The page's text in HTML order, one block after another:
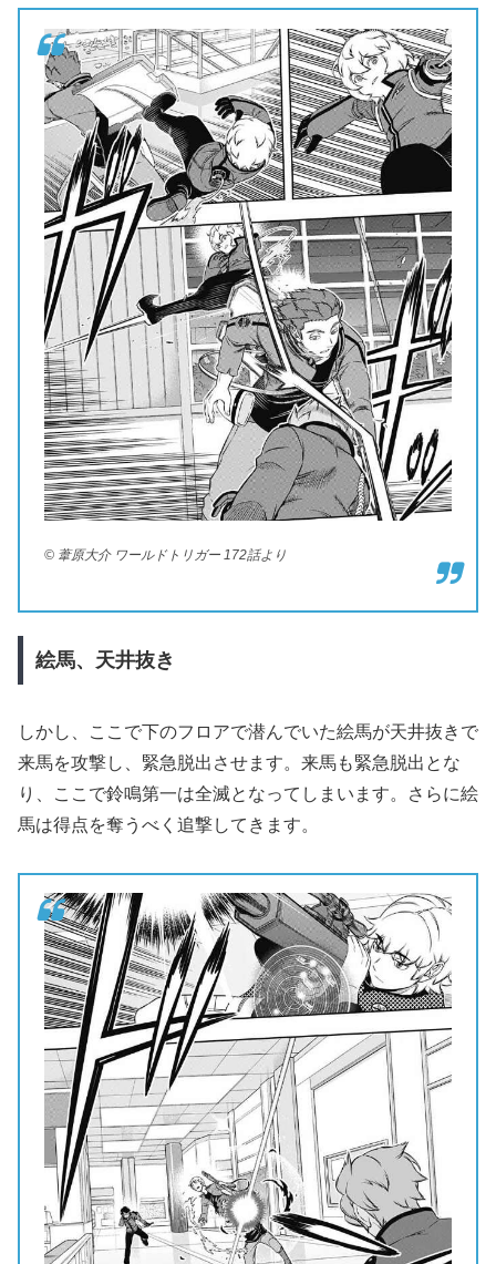
© 葦原大介 ワールドトリガー 172話より
絵馬、天井抜き
しかし、ここで下のフロアで潜んでいた絵馬が天井抜きで
来馬を攻撃し、緊急脱出させます。来馬も緊急脱出とな
り、ここで鈴鳴第一は全滅となってしまいます。さらに絵
馬は得点を奪うべく追撃してきます。